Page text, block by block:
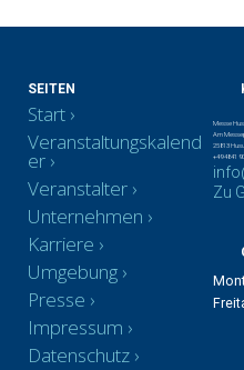
SEITEN
Start
Veranstaltungskalend
er
Veranstalter
Unternehmen
Karriere
Umgebung
Presse
Impressum
Datenschutz
Messe
Am
25813
+49 4841
Zu